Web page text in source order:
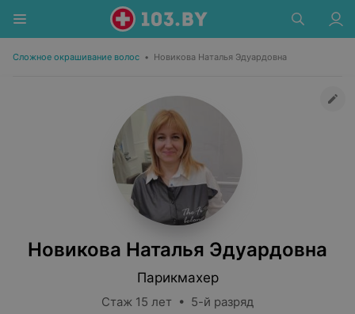
Сложное окрашивание волос • Новикова Наталья Эдуардовна
Новикова Наталья Эдуардовна
Парикмахер
Стаж 15 лет • 5-й разряд